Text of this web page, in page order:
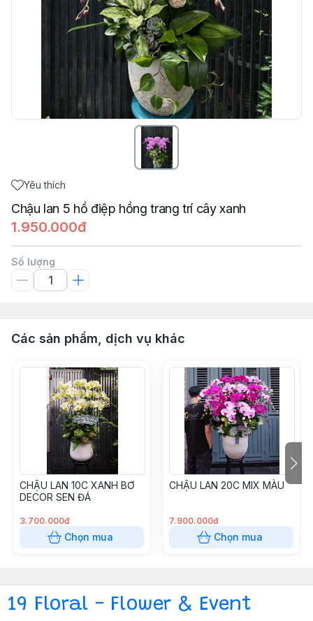
Yêu thích
Chậu lan 5 hồ điệp hồng trang trí cây xanh
1.950.000đ
Số lượng
Các sản phẩm, dịch vụ khác
CHẬU LAN 10C XANH BƠ
DECOR SEN ĐÁ
3.700.000đ
Chọn mua
CHẬU LAN 20C MIX MÀU
7.900.000đ
Chọn mua
19 Floral - Flower & Event